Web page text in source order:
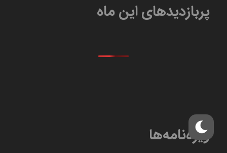
پربازدیدهای این ماه
ویژه‌نامه‌ها